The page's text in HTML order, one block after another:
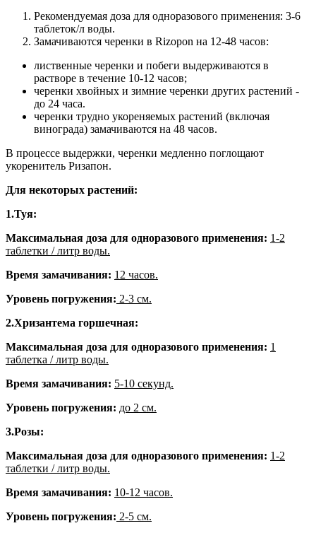
Рекомендуемая доза для одноразового применения: 3-6
таблеток/л воды.
Замачиваются черенки в Rizopon на 12-48 часов:
лиственные черенки и побеги выдерживаются в
растворе в течение 10-12 часов;
черенки хвойных и зимние черенки других растений -
до 24 часа.
черенки трудно укореняемых растений (включая
винограда) замачиваются на 48 часов.
В процессе выдержки, черенки медленно поглощают
укоренитель Ризапон.
Для некоторых растений:
1.Туя:
Максимальная доза для одноразового применения: 1-2
таблетки / литр воды.
Время замачивания: 12 часов.
Уровень погружения: 2-3 см.
2.Хризантема горшечная:
Максимальная доза для одноразового применения: 1
таблетка / литр воды.
Время замачивания: 5-10 секунд.
Уровень погружения: до 2 см.
3.Розы:
Максимальная доза для одноразового применения: 1-2
таблетки / литр воды.
Время замачивания: 10-12 часов.
Уровень погружения: 2-5 см.